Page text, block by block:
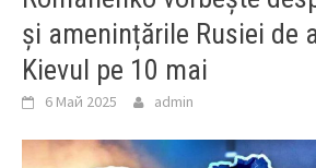
și amenințările Rusiei de
Kievul pe 10 mai
6 Май 2025 admin